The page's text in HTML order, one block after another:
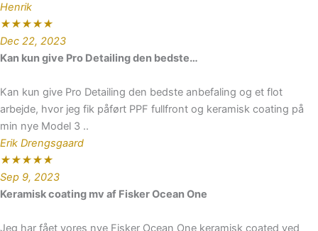
Henrik
★★★★★
Dec 22, 2023
Kan kun give Pro Detailing den bedste…
Kan kun give Pro Detailing den bedste anbefaling og et flot
arbejde, hvor jeg fik påført PPF fullfront og keramisk coating på
min nye Model 3 ..
Erik Drengsgaard
★★★★★
Sep 9, 2023
Keramisk coating mv af Fisker Ocean One
Jeg har fået vores nye Fisker Ocean One keramisk coated ved